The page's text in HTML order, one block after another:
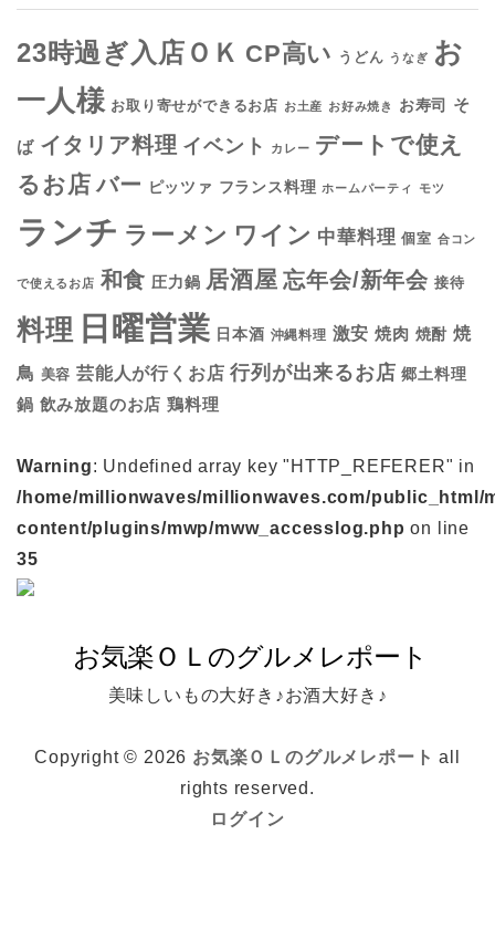
23時過ぎ入店ＯＫ CP高い うどん うなぎ お
一人様 お取り寄せができるお店 お土産 お好み焼き お寿司 そ
ば イタリア料理 イベント カレー デートで使え
るお店 バー ピッツァ フランス料理 ホームパーティ モツ
ランチ ラーメン ワイン 中華料理 個室 合コン
で使えるお店 和食 圧力鍋 居酒屋 忘年会/新年会 接待
料理 日曜営業 日本酒 沖縄料理 激安 焼肉 焼酎 焼
鳥 美容 芸能人が行くお店 行列が出来るお店 郷土料理
鍋 飲み放題のお店 鶏料理
Warning: Undefined array key "HTTP_REFERER" in
/home/millionwaves/millionwaves.com/public_html/
content/plugins/mwp/mww_accesslog.php on line
35
美味しいもの大好き♪お酒大好き♪
Copyright © 2026 お気楽ＯＬのグルメレポート all
rights reserved.
ログイン